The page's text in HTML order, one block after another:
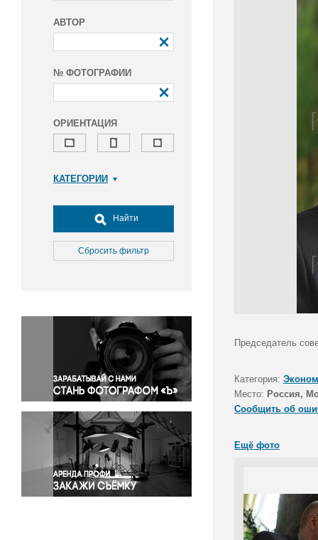
АВТОР
№ ФОТОГРАФИИ
ОРИЕНТАЦИЯ
КАТЕГОРИИ
Досуг, туризм и отдых
Культура
Медицина
Окружающая среда
Политика
Правосудие
Происшествия и конфликты
Религия
Светская жизнь
Спорт
Экология
Экономика и бизнес
Найти
Сбросить фильтр
Председатель
Категория:
Место: Россия,
Сообщить об
Ещё фото